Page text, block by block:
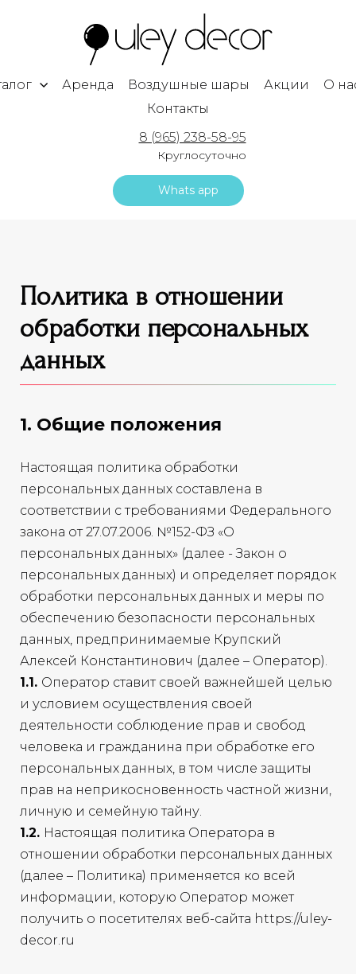
Аренда Воздушные шары Акции
О
Контакты
8 (965) 238-58-95
Круглосуточно
Whats app
Политика в отношении
обработки персональных
данных
1. Общие положения
Настоящая политика обработки
персональных данных составлена в
соответствии с требованиями Федерального
закона от 27.07.2006. №152-ФЗ «О
персональных данных» (далее - Закон о
персональных данных) и определяет порядок
обработки персональных данных и меры по
обеспечению безопасности персональных
данных, предпринимаемые Крупский
Алексей Константинович (далее – Оператор).
1.1. Оператор ставит своей важнейшей целью
и условием осуществления своей
деятельности соблюдение прав и свобод
человека и гражданина при обработке его
персональных данных, в том числе защиты
прав на неприкосновенность частной жизни,
личную и семейную тайну.
1.2. Настоящая политика Оператора в
отношении обработки персональных данных
(далее – Политика) применяется ко всей
информации, которую Оператор может
получить о посетителях веб-сайта https://uley-
decor.ru